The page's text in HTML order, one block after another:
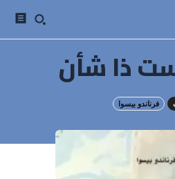
ذا شأن
فرناندو بيسوا